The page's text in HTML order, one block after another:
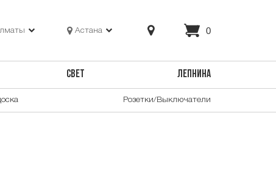
Астана 0
СВЕТ ЛЕПНИНА
Розетки/Выключатели